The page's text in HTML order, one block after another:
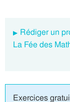
Rédiger un
La Fée des
Exercices